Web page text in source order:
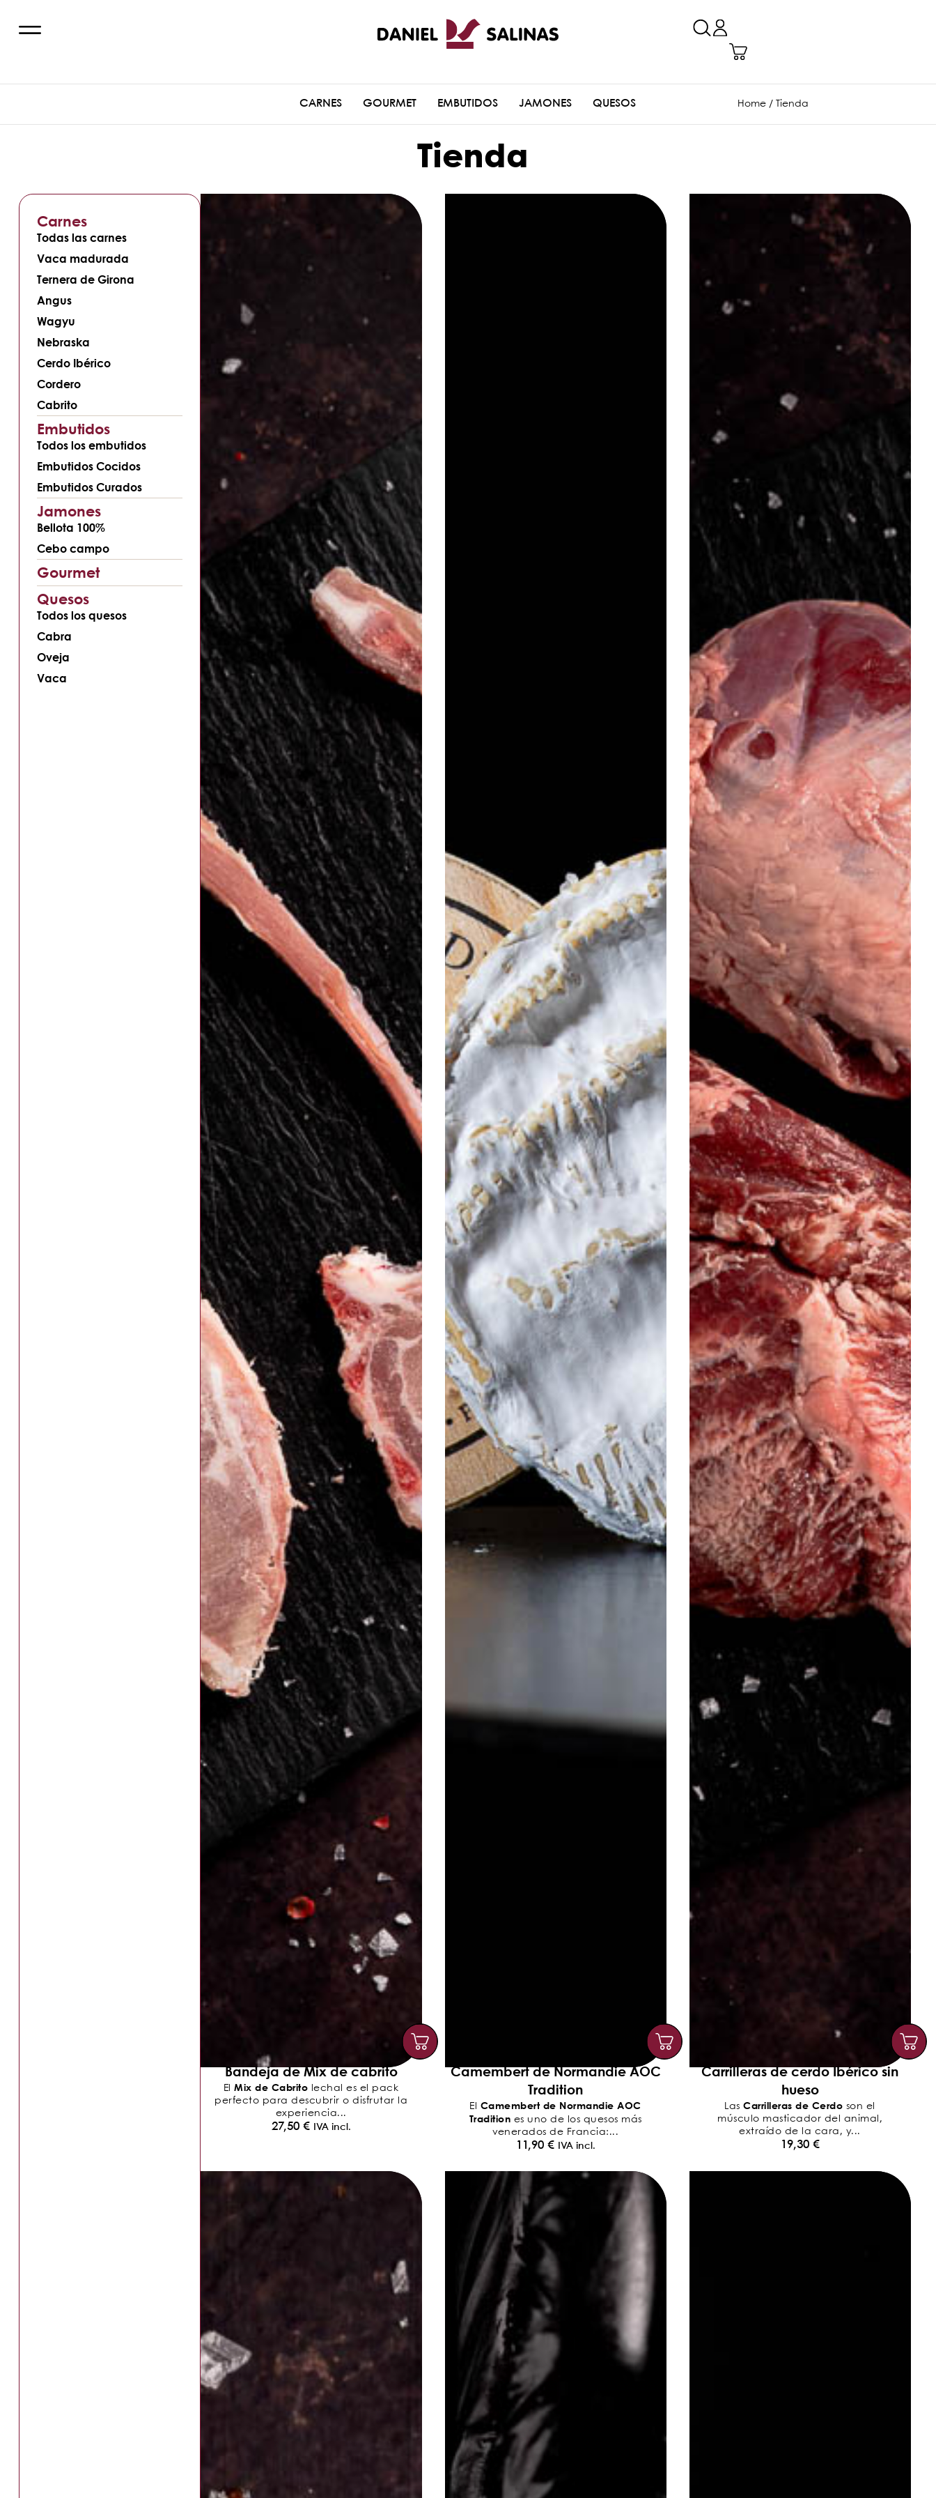
CARNES GOURMET EMBUTIDOS JAMONES QUESOS Home / Tienda
Tienda
Carnes
Todas las carnes
Vaca madurada
Ternera de Girona
Angus
Wagyu
Nebraska
Cerdo Ibérico
Cordero
Cabrito
Embutidos
Todos los embutidos
Embutidos Cocidos
Embutidos Curados
Jamones
Bellota 100%
Cebo campo
Gourmet
Quesos
Todos los quesos
Cabra
Oveja
Vaca
Bandeja de Mix de cabrito
ElMix de Cabrito lechal es el pack
perfecto para descubrir o disfrutar la
experiencia...
27,50 € IVA incl.
Camembert de Normandie AOC
Tradition
El Camembert de Normandie AOC
Tradition es uno de los quesos más
venerados de Francia:...
11,90 € IVA incl.
Carrilleras de cerdo Ibérico sin
hueso
LasCarrilleras de Cerdo son el
músculo masticador del animal,
extraído de la cara, y...
19,30 €